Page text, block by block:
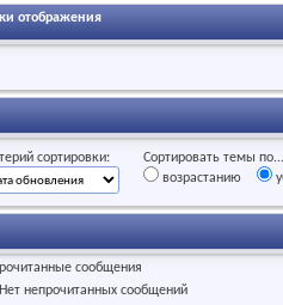
отображения
сортировки:
Сортировать темы по...
возрастанию
сообщения
Нет непрочитанных сообщений